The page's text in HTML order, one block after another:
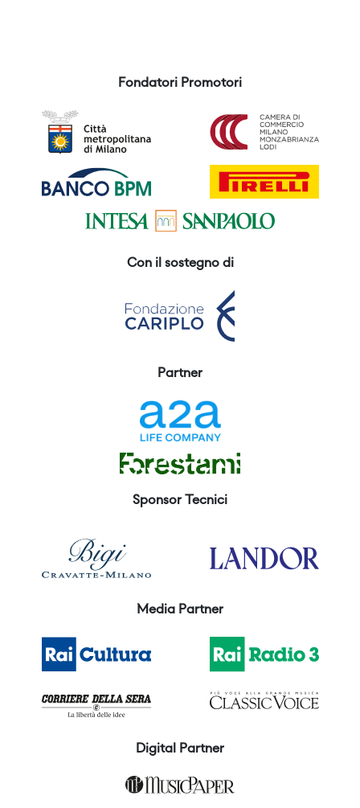
Fondatori Promotori
Con il sostegno di
Partner
Sponsor Tecnici
Media Partner
Digital Partner